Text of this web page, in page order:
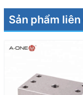
Sản phẩm